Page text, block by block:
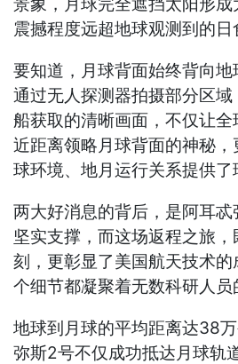
震撼程度远超地球观测到的日
要知道，月球背面始终背向
通过无人探测器拍摄部分区
船获取的清晰画面，不仅让
近距离领略月球背面的神秘，
球环境、地月运行关系提供了
两大好消息的背后，是阿耳
坚实支撑，而这场返程之旅
刻，更彰显了美国航天技术
个细节都凝聚着无数科研人员
地球到月球的平均距离达38
弥斯2号不仅成功抵达月球轨